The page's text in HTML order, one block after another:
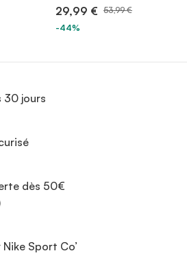
29,99 € 53,99 €
-44%
30 jours
dès 50€
Sport Co’